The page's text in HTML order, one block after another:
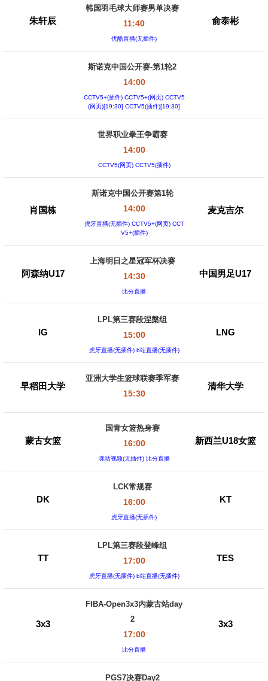
朱轩辰
韩国羽毛球大师赛男单决赛
11:40
优酷直播(无插件)
俞泰彬
斯诺克中国公开赛-第1轮2
14:00
CCTV5+(插件) CCTV5+(网页) CCTV5
(网页)[19:30] CCTV5(插件)[19:30]
世界职业拳王争霸赛
14:00
CCTV5(网页) CCTV5(插件)
肖国栋
斯诺克中国公开赛第1轮
14:00
虎牙直播(无插件) CCTV5+(网页) CCT
V5+(插件)
麦克吉尔
阿森纳U17
上海明日之星冠军杯决赛
14:30
比分直播
中国男足U17
IG
LPL第三赛段涅槃组
15:00
虎牙直播(无插件) b站直播(无插件)
LNG
早稻田大学
亚洲大学生篮球联赛季军赛
15:30
清华大学
蒙古女篮
国青女篮热身赛
16:00
咪咕视频(无插件) 比分直播
新西兰U18女篮
DK
LCK常规赛
16:00
虎牙直播(无插件)
KT
TT
LPL第三赛段登峰组
17:00
虎牙直播(无插件) b站直播(无插件)
TES
3x3
FIBA-Open3x3内蒙古站day
2
17:00
比分直播
3x3
PGS7决赛Day2